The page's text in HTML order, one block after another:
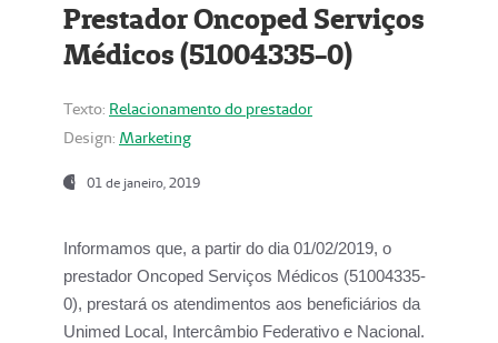
Prestador Oncoped Serviços
Médicos (51004335-0)
Texto: Relacionamento do prestador
Design: Marketing
01 de janeiro, 2019
Informamos que, a partir do dia 01/02/2019, o
prestador Oncoped Serviços Médicos (51004335-
0), prestará os atendimentos aos beneficiários da
Unimed Local, Intercâmbio Federativo e Nacional.